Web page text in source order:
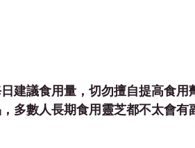
建議食用量，切勿擅自提高食用
多數人長期食用靈芝都不太會有